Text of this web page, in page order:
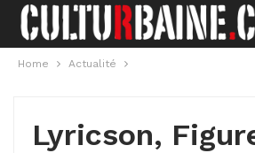
Home Actualité
Lyricson,